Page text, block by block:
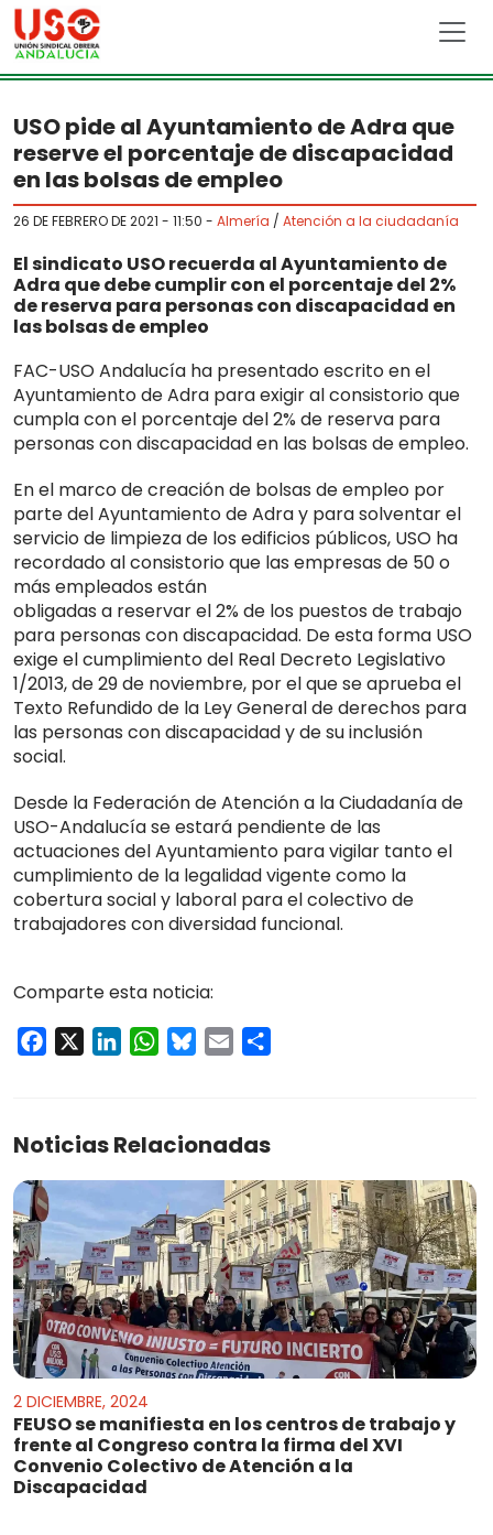
Skip to main content
USO pide al Ayuntamiento de Adra que
reserve el porcentaje de discapacidad
en las bolsas de empleo
26 DE FEBRERO DE 2021 - 11:50 - Almería / Atención a la ciudadanía
El sindicato USO recuerda al Ayuntamiento de
Adra que debe cumplir con el porcentaje del 2%
de reserva para personas con discapacidad en
las bolsas de empleo
FAC-USO Andalucía ha presentado escrito en el
Ayuntamiento de Adra para exigir al consistorio que
cumpla con el porcentaje del 2% de reserva para
personas con discapacidad en las bolsas de empleo.
En el marco de creación de bolsas de empleo por
parte del Ayuntamiento de Adra y para solventar el
servicio de limpieza de los edificios públicos, USO ha
recordado al consistorio que las empresas de 50 o
más empleados están
obligadas a reservar el 2% de los puestos de trabajo
para personas con discapacidad. De esta forma USO
exige el cumplimiento del Real Decreto Legislativo
1/2013, de 29 de noviembre, por el que se aprueba el
Texto Refundido de la Ley General de derechos para
las personas con discapacidad y de su inclusión
social.
Desde la Federación de Atención a la Ciudadanía de
USO-Andalucía se estará pendiente de las
actuaciones del Ayuntamiento para vigilar tanto el
cumplimiento de la legalidad vigente como la
cobertura social y laboral para el colectivo de
trabajadores con diversidad funcional.
Comparte esta noticia:
Facebook LinkedInWhatsApp
Bluesky
Email
Noticias Relacionadas
2 DICIEMBRE, 2024
FEUSO se manifiesta en los centros de trabajo y
frente al Congreso contra la firma del XVI
Convenio Colectivo de Atención a la
Discapacidad